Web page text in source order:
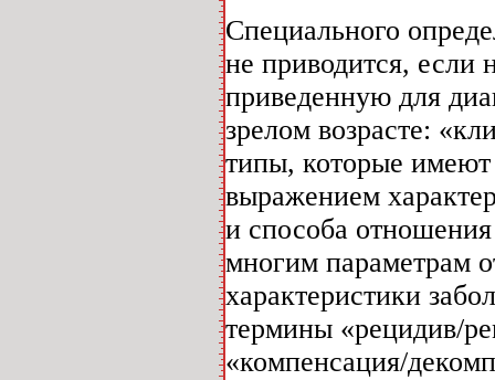
Специального
не приводится, если
приведенную для
зрелом возрасте:
типы, которые
выражением
и способа
многим параметрам
характеристики
термины «рецидив/
«компенсация/